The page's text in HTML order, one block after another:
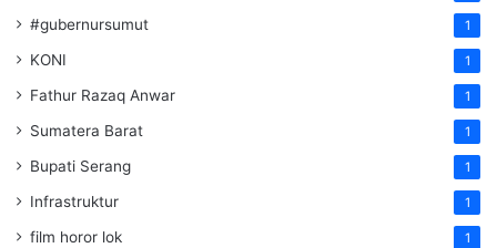
#gubernursumut 1
KONI 1
Fathur Razaq Anwar 1
Sumatera Barat 1
Bupati Serang 1
Infrastruktur 1
film horor lok 1